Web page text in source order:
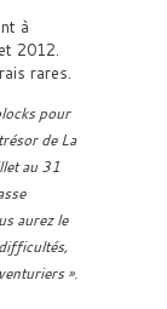
à
2012.
rares.
pour
de La
au 31
aurez le
».